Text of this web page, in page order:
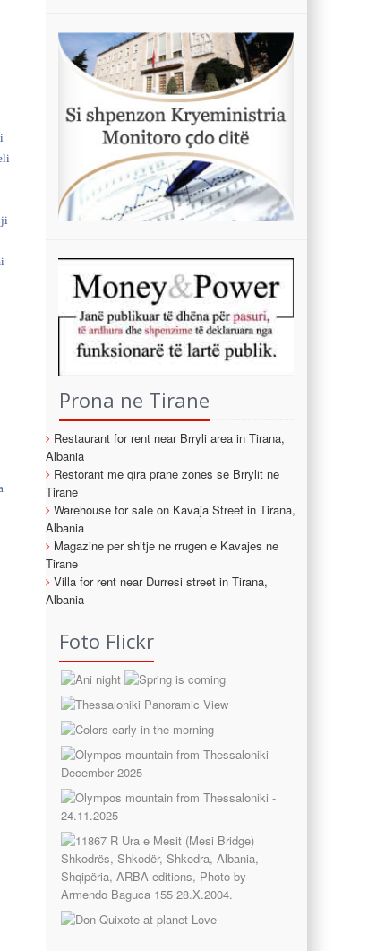
Prona ne Tirane
Restaurant for rent near Brryli area in Tirana,
Albania
Restorant me qira prane zones se Brrylit ne
Tirane
Warehouse for sale on Kavaja Street in Tirana,
Albania
Magazine per shitje ne rrugen e Kavajes ne
Tirane
Villa for rent near Durresi street in Tirana,
Albania
Foto Flickr